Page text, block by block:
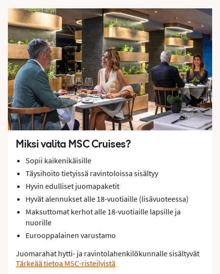
Miksi valita MSC Cruises?
Sopii kaikenikäisille
Täysihoito tietyissä ravintoloissa sisältyy
Hyvin edulliset juomapaketit
Hyvät alennukset alle 18-vuotiaille (lisävuoteessa)
Maksuttomat kerhot alle 18-vuotiaille lapsille ja
nuorille
Eurooppalainen varustamo
Juomarahat hytti- ja ravintolahenkilökunnalle sisältyvät
Tärkeää tietoa MSC-risteilyistä